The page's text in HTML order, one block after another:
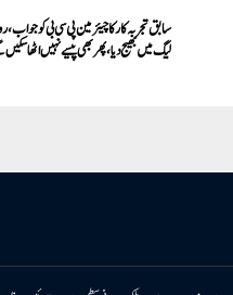
سابق تجربہ کار کا چیئرمین پی سی بی کو
لیگ میں بھیج دیا، پھر بھی پیسے نہیں اٹھا